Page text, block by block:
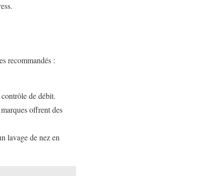
recommandés :
de débit.
offrent des
lavage de nez en